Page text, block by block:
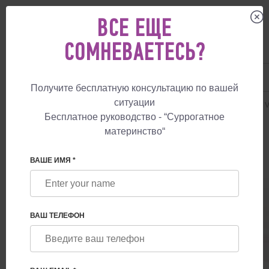
СУРРОГАТНОЕ МАТЕРИНСТВО ЦЕНЫ
ВСЕ ЕЩЕ
СОМНЕВАЕТЕСЬ?
Получите бесплатную консультацию по вашей
ситуации
Бесплатное руководство - “Суррогатное
материнство“
ВАШЕ ИМЯ *
ВАШ ТЕЛЕФОН